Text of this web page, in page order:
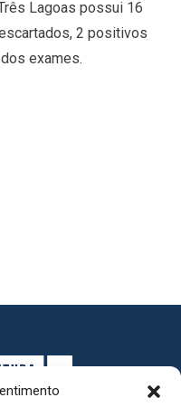
Lagoas possui 16
2 positivos
exames.